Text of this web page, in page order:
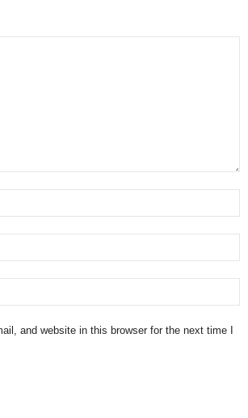
and website in this browser for the next time I